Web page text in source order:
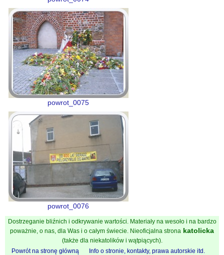
powrot_0075
powrot_0076
Dostrzeganie bliźnich i odkrywanie wartości. Materiały na wesoło i na bardzo
poważnie, o nas, dla Was i o całym świecie. Nieoficjalna strona katolicka
(także dla niekatolików i wątpiących).
Powrót na stronę główną
Info o stronie, kontakty, prawa autorskie itd.